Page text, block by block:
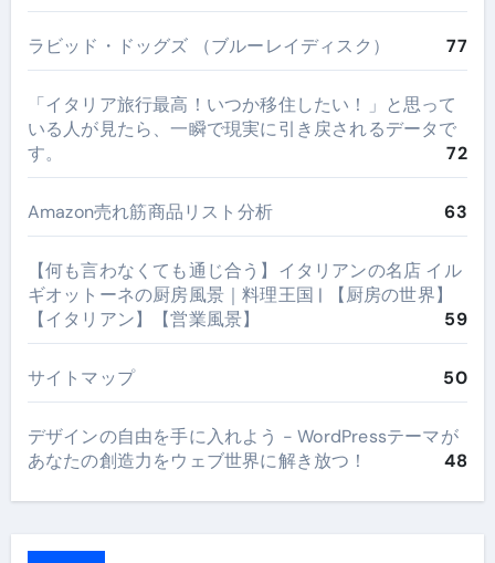
ラビッド・ドッグズ （ブルーレイディスク） 77
​「イタリア旅行最高！いつか移住したい！」と思って
いる人が見たら、一瞬で現実に引き戻されるデータで
す。
72
Amazon売れ筋商品リスト分析 63
【何も言わなくても通じ合う】イタリアンの名店 イル
ギオットーネの厨房風景｜料理王国 | 【厨房の世界】
【イタリアン】【営業風景】
59
サイトマップ 50
デザインの自由を手に入れよう - WordPressテーマが
あなたの創造力をウェブ世界に解き放つ！
48